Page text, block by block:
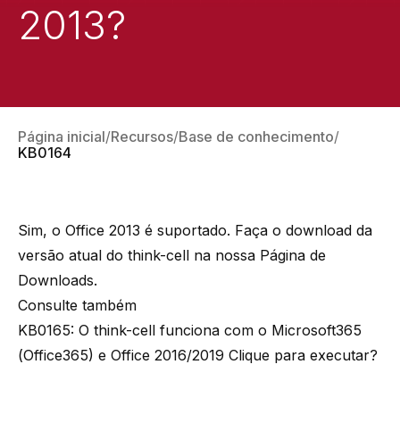
2013?
Página inicial Recursos Base de conhecimento
KB0164
Sim, o Office 2013 é suportado. Faça o download da
versão atual do think-cell na nossa Página de
Downloads.
Consulte também
KB0165: O think-cell funciona com o Microsoft365
(Office365) e Office 2016/2019 Clique para executar?